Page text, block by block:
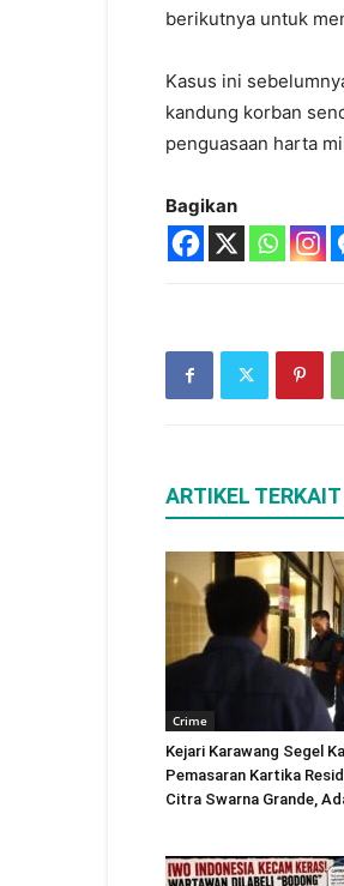
berikutnya untuk
Kasus ini
kandung korban
penguasaan harta
Bagikan
ARTIKEL TERKAIT
Crime
Kejari Karawang Segel
Pemasaran Kartika
Citra Swarna Grande,